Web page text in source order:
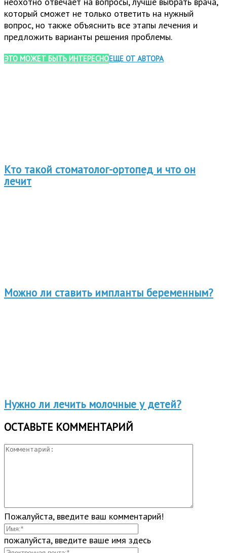
который сможет не только ответить на нужный
вопрос, но также объяснить все этапы лечения и
предложить варианты решения проблемы.
ЭТО МОЖЕТ БЫТЬ ИНТЕРЕСНОЕЩЕ ОТ АВТОРА
Кто такой стоматолог-ортопед и что он
лечит
Можно ли ставить импланты беременным?
Нужно ли лечить молочные у детей?
ОСТАВЬТЕ КОММЕНТАРИЙ
Пожалуйста, введите ваш комментарий!
пожалуйста, введите ваше имя здесь